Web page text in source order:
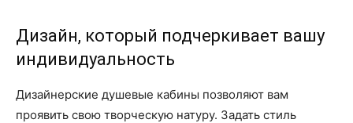
Дизайн, который подчеркивает вашу
индивидуальность
Дизайнерские душевые кабины позволяют вам
проявить свою творческую натуру. Задать стиль